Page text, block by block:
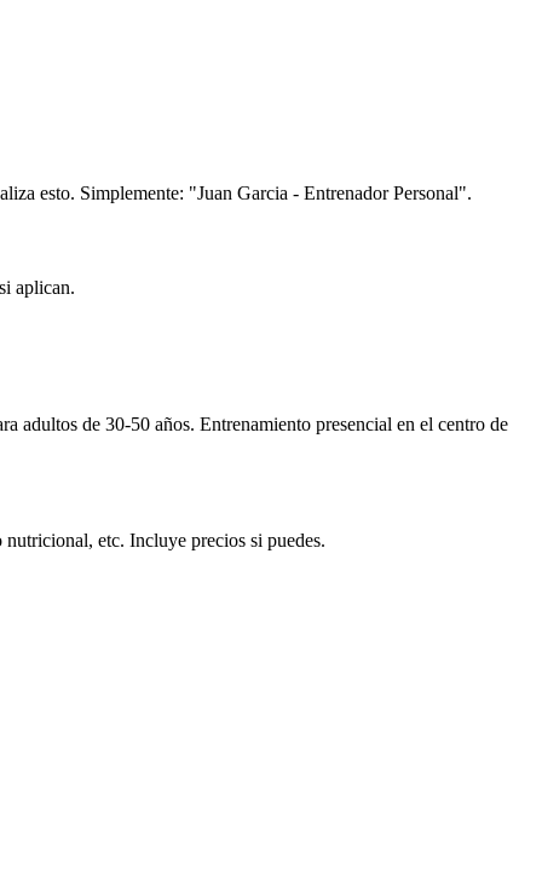
esto. Simplemente: "Juan Garcia - Entrenador Personal".
aplican.
adultos de 30-50 años. Entrenamiento presencial en el centro de
etc. Incluye precios si puedes.